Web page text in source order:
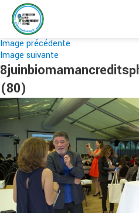
Image précédente
Image suivante
(80)